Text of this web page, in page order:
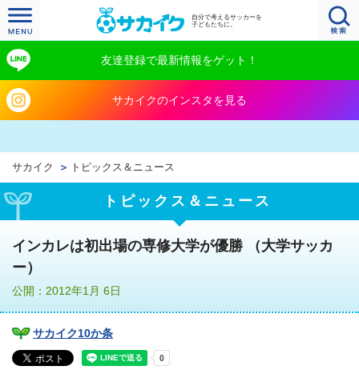
自分で考えるサッカーを
子どもたちに。
友達登録で最新情報をゲット！
サカイクのインスタを見る
サカイク トピックス＆ニュース
トピックス＆ニュース
インカレは初出場の専修大学が優勝 （大学サッカ
ー）
公開：2012年1月 6日
サカイク10か条